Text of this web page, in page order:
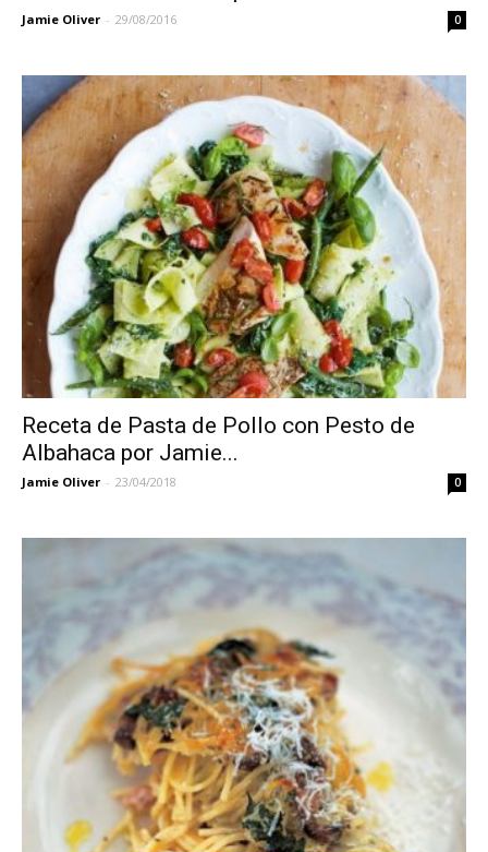
Jamie Oliver - 29/08/2016 0
Receta de Pasta de Pollo con Pesto de
Albahaca por Jamie...
Jamie Oliver - 23/04/2018 0